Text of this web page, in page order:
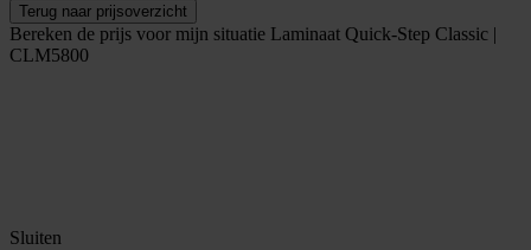
Terug naar prijsoverzicht
Bereken de prijs voor mijn situatie Laminaat Quick-Step Classic |
CLM5800
Sluiten